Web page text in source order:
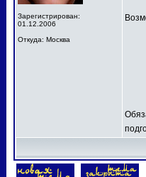
Зарегистрирован:
01.12.2006
Откуда: Москва